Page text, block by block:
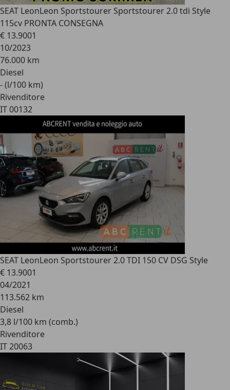
SEAT LeonLeon Sportstourer Sportstourer 2.0 tdi Style
115cv PRONTA CONSEGNA
€ 13.9001
10/2023
76.000 km
Diesel
- (l/100 km)
Rivenditore
IT 00132
SEAT LeonLeon Sportstourer 2.0 TDI 150 CV DSG Style
€ 13.9001
04/2021
113.562 km
Diesel
3,8 l/100 km (comb.)
Rivenditore
IT 20063